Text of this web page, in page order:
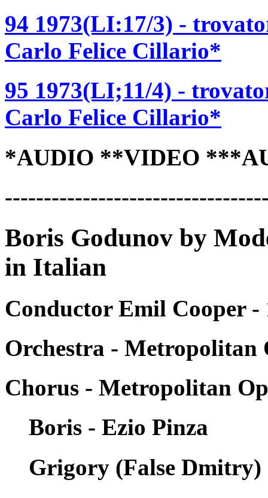
94 1973(LI:17/3) -
Carlo Felice Cillario*
95 1973(LI;11/4) -
Carlo Felice Cillario*
*AUDIO **VIDEO
Boris Godunov by
in Italian
Conductor Emil Cooper -
Orchestra - Metropolitan
Chorus - Metropolitan
Boris - Ezio Pinza
Grigory (False